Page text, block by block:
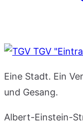
TGV
Eine Stadt. Ein
und Gesang.
Albert-Einstein-